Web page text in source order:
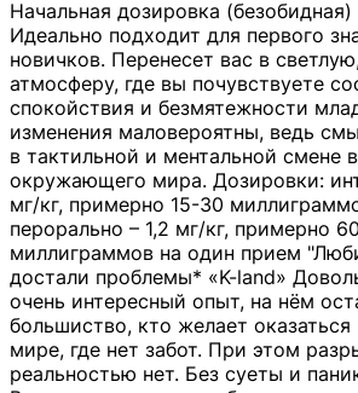
Начальная дозировка
Идеально подходит для первого
новичков. Перенесет вас в
атмосферу, где вы почувствуете
спокойствия и безмятежности
изменения маловероятны, ведь
в тактильной и ментальной смене
окружающего мира. Дозировки:
мг/кг, примерно 15-30
перорально – 1,2 мг/кг, примерно
миллиграммов на один прием
достали проблемы* «K-land»
очень интересный опыт, на нём
большиство, кто желает
мире, где нет забот. При этом
реальностью нет. Без суеты и